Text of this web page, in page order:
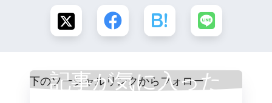
記事が気に入った